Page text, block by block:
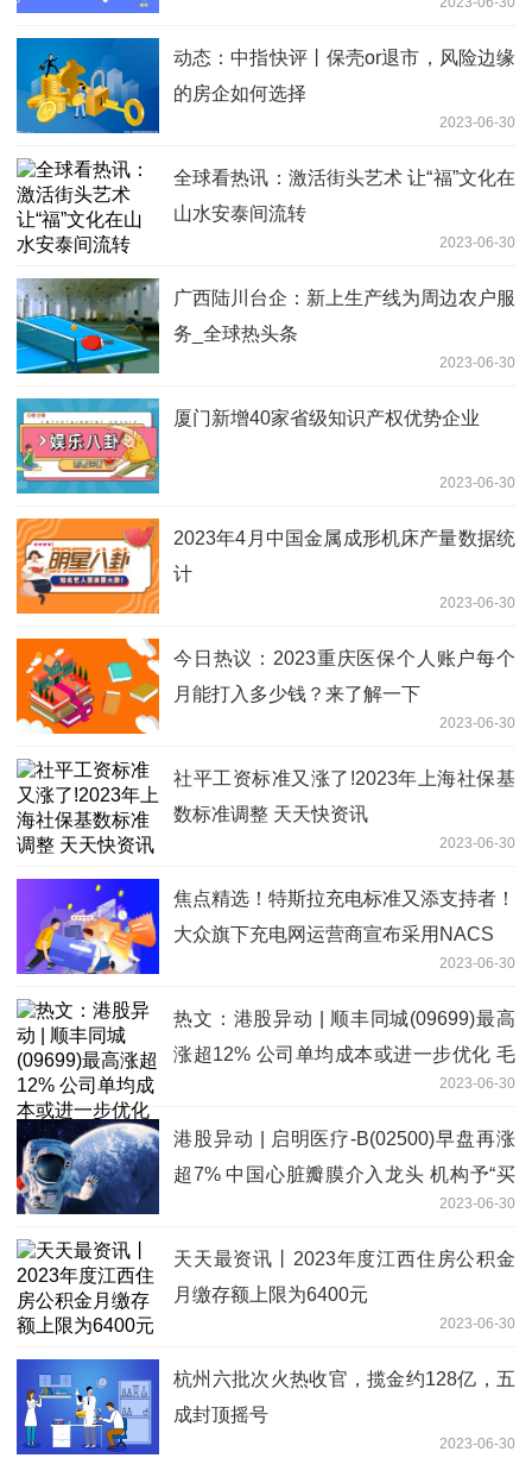
动态：中指快评丨保壳or退市，风险边缘
的房企如何选择
2023-06-30
全球看热讯：激活街头艺术 让“福”文化在
山水安泰间流转
2023-06-30
广西陆川台企：新上生产线为周边农户服
务_全球热头条
2023-06-30
厦门新增40家省级知识产权优势企业
2023-06-30
2023年4月中国金属成形机床产量数据统
计
2023-06-30
今日热议：2023重庆医保个人账户每个
月能打入多少钱？来了解一下
2023-06-30
社平工资标准又涨了!2023年上海社保基
数标准调整 天天快资讯
2023-06-30
焦点精选！特斯拉充电标准又添支持者！
大众旗下充电网运营商宣布采用NACS
2023-06-30
热文：港股异动 | 顺丰同城(09699)最高
涨超12% 公司单均成本或进一步优化 毛
2023-06-30
港股异动 | 启明医疗-B(02500)早盘再涨
超7% 中国心脏瓣膜介入龙头 机构予“买
2023-06-30
天天最资讯丨2023年度江西住房公积金
月缴存额上限为6400元
2023-06-30
杭州六批次火热收官，揽金约128亿，五
成封顶摇号
2023-06-30